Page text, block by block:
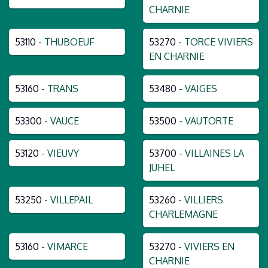
CHARNIE
53110 - THUBOEUF 53270 - TORCE VIVIERS
EN CHARNIE
53160 - TRANS 53480 - VAIGES
53300 - VAUCE 53500 - VAUTORTE
53120 - VIEUVY 53700 - VILLAINES LA
JUHEL
53250 - VILLEPAIL 53260 - VILLIERS
CHARLEMAGNE
53160 - VIMARCE 53270 - VIVIERS EN
CHARNIE